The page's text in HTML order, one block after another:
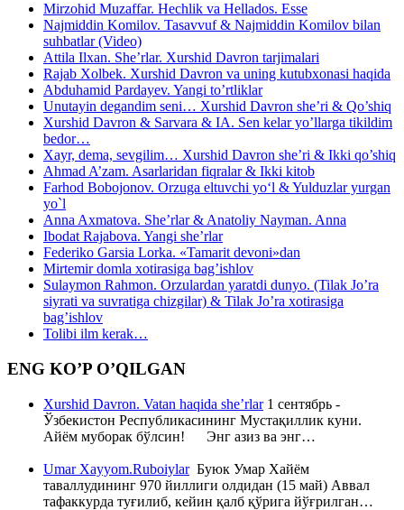
Mirzohid Muzaffar. Hechlik va Hellados. Esse
Najmiddin Komilov. Tasavvuf & Najmiddin Komilov bilan
suhbatlar (Video)
Attila Ilxan. She’rlar. Xurshid Davron tarjimalari
Rajab Xolbek. Xurshid Davron va uning kutubxonasi haqida
Abduhamid Pardayev. Yangi to’rtliklar
Unutayin degandim seni… Xurshid Davron she’ri & Qo’shiq
Xurshid Davron & Sarvara & IA. Sen kelar yo’llarga tikildim
bedor…
Xayr, dema, sevgilim… Xurshid Davron she’ri & Ikki qo’shiq
Ahmad A’zam. Asarlaridan fiqralar & Ikki kitob
Farhod Bobojonov. Orzuga eltuvchi yo‘l & Yulduzlar yurgan
yo`l
Anna Axmatova. She’rlar & Anatoliy Nayman. Anna
Ibodat Rajabova. Yangi she’rlar
Federiko Garsia Lorka. «Tamarit devoni»dan
Mirtemir domla xotirasiga bag’ishlov
Sulaymon Rahmon. Orzulardan yaratdi dunyo. (Tilak Jo’ra
siyrati va suvratiga chizgilar) & Tilak Jo’ra xotirasiga
bag’ishlov
Tolibi ilm kerak…
ENG KO’P O’QILGAN
Xurshid Davron. Vatan haqida she’rlar1 сентябрь -
Ўзбекистон Республикасининг Мустақиллик куни.
Айём муборак бўлсин! Энг азиз ва энг…
Umar Xayyom.RuboiylarБуюк Умар Хайём
таваллудининг 970 йиллиги олдидан (15 май) Аввал
тафаккурда туғилиб, кейин қалб қўрига йўғрилган…